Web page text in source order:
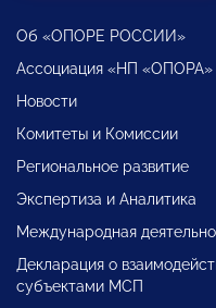
Об «ОПОРЕ РОССИИ»
Ассоциация «НП «ОПОРА»
Новости
Комитеты и Комиссии
Региональное развитие
Экспертиза и Аналитика
Международная
Декларация о
субъектами МСП